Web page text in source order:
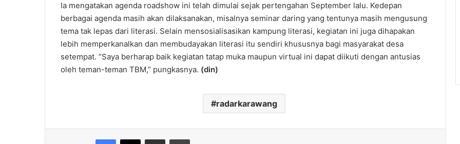
Ia mengatakan agenda roadshow ini telah dimulai sejak pertengahan September lalu. Kedepan
berbagai agenda masih akan dilaksanakan, misalnya seminar daring yang tentunya masih mengusung
tema tak lepas dari literasi. Selain mensosialisasikan kampung literasi, kegiatan ini juga dihapakan
lebih memperkanalkan dan membudayakan literasi itu sendiri khususnya bagi masyarakat desa
setempat. “Saya berharap baik kegiatan tatap muka maupun virtual ini dapat diikuti dengan antusias
oleh teman-teman TBM,” pungkasnya. (din)
radarkarawang
Facebook
X Share via Email Print